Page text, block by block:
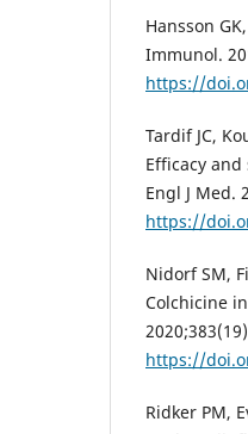
Hansson
Immunol.
https://
Tardif JC,
Efficacy
Engl J Med.
https://
Nidorf SM,
Colchicine
https://
Ridker PM,